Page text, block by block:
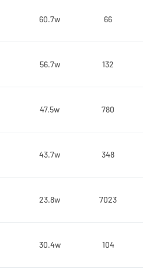
60.7w 66
56.7w 132
47.5w 780
43.7w 348
23.8w 7023
30.4w 104